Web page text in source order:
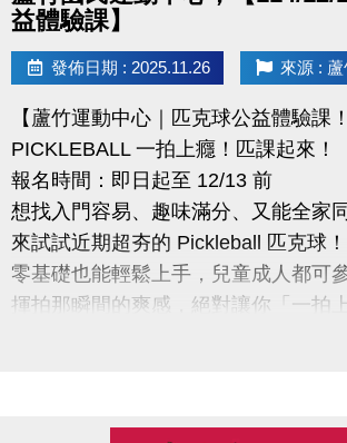
益體驗課】
發佈日期 : 2025.11.26 來源 :
【蘆竹運動中心｜匹克球公益體驗課！
PICKLEBALL 一拍上癮！匹課起來！
報名時間：即日起至 12/13 前
想找入門容易、趣味滿分、又能全家
來試試近期超夯的 Pickleball 匹克球！
零基礎也能輕鬆上手，兒童成人都可
揮拍那瞬間的爽感，絕對讓你「一拍上
報名時間：課程開放報名日:即日起至